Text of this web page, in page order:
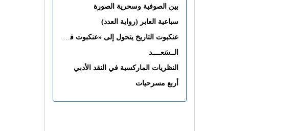
بين الصوفية وسحرية الصورة
سباعية العابر (رواية العدد)
عنكبوت التاريخ يتحول إلى «عنكبوت فى القلب»
الــسَعــــد
النظريات الماركسية في النقد الأدبي
أربع مسرحيات